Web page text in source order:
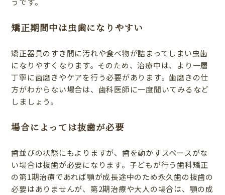
矯正期間中は虫歯になりやすい
矯正器具のすき間に汚れや食べ物が詰まってしまい虫歯
になりやすくなります。そのため、治療中は、より一層
丁寧に歯磨きやケアを行う必要があります。歯磨きの仕
方がわからない場合は、歯科医師に一度聞いてみるなど
しましょう。
場合によっては抜歯が必要
歯並びの状態にもよりますが、歯を動かすスペースがな
い場合は抜歯が必要になります。子どもが行う歯科矯正
の第1期治療であれば顎が成長途中のため永久歯の抜歯の
必要はありませんが、第2期治療や大人の場合は、顎の成